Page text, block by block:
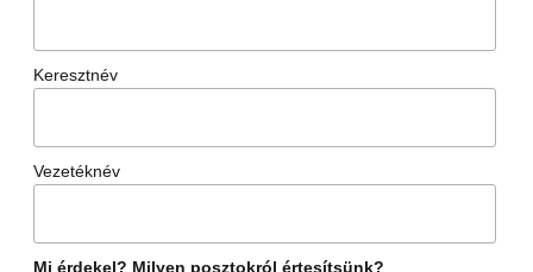
Keresztnév
Vezetéknév
Mi érdekel? Milyen posztokról értesítsünk?